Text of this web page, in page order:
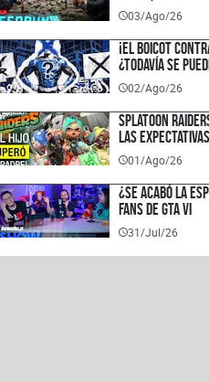
03/Ago/26
¡El boicot
¿Todavía se
02/Ago/26
SPLATOON
las expectativas
01/Ago/26
¿SE ACABÓ LA
fans de GTA VI
31/Jul/26